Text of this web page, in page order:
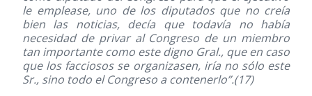
le emplease, uno de los diputados que no creía
bien las noticias, decía que todavía no había
necesidad de privar al Congreso de un miembro
tan importante como este digno Gral., que en caso
que los facciosos se organizasen, iría no sólo este
Sr., sino todo el Congreso a contenerlo”.(17)